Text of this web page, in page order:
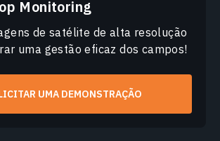
Monitoring
de satélite de alta resolução
uma gestão eficaz dos campos!
UMA DEMONSTRAÇÃO